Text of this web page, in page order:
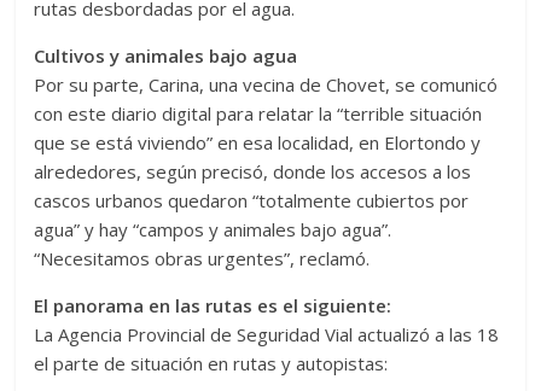
rutas desbordadas por el agua.
Cultivos y animales bajo agua
Por su parte, Carina, una vecina de Chovet, se comunicó
con este diario digital para relatar la “terrible situación
que se está viviendo” en esa localidad, en Elortondo y
alrededores, según precisó, donde los accesos a los
cascos urbanos quedaron “totalmente cubiertos por
agua” y hay “campos y animales bajo agua”.
“Necesitamos obras urgentes”, reclamó.
El panorama en las rutas es el siguiente:
La Agencia Provincial de Seguridad Vial actualizó a las 18
el parte de situación en rutas y autopistas: